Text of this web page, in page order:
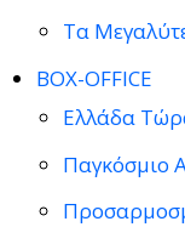
Τα
BOX-OFFICE
Ελλάδα
Παγκόσμιο